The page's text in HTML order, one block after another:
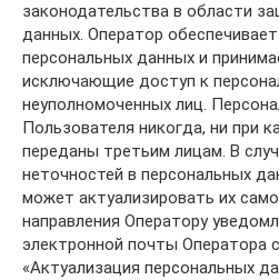
законодательства в области
данных. Оператор
персональных данных и
исключающие доступ к
неуполномоченных лиц.
Пользователя никогда, ни при
переданы третьим лицам. В
неточностей в персональных
может актуализировать их
направления Оператору
электронной почты Оператора
«Актуализация персональных